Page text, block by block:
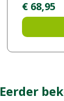
€ 68,95
Eerder